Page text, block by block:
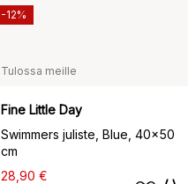
Tulossa meille
Fine Little Day
Swimmers juliste, Blue, 40x50
cm
28,90 €
-12%